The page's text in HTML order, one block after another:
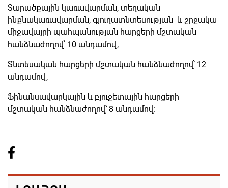
Տարածքային կառավարման, տեղական
ինքնակառավարման, գյուղատնտեսության և շրջակա
միջավայրի պահպանության հարցերի մշտական
հանձնաժողով՝ 10 անդամով,
Տնտեսական հարցերի մշտական հանձնաժողով՝ 12
անդամով,
Ֆինանսավարկային և բյուջետային հարցերի
մշտական հանձնաժողով՝ 8 անդամով: